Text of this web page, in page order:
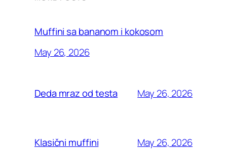
Muffini sa bananom i kokosom
May 26, 2026
Deda mraz od testa May 26, 2026
Klasični muffini May 26, 2026